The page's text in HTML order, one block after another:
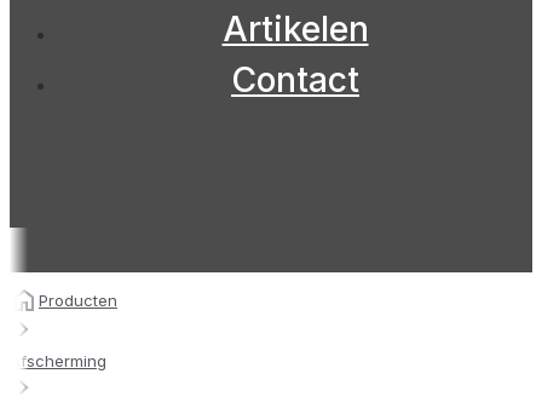
Artikelen
Contact
Producten
Afscherming